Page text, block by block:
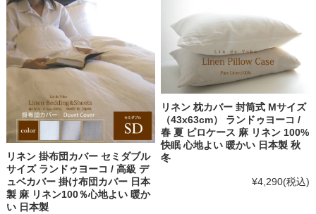
リネン 掛布団カバー セミダブル
サイズ ランドゥヨーコ / 高級 デ
ュベカバー 掛け布団カバー 日本
製 麻 リネン100％心地よい 暖か
い 日本製
リネン 枕カバー 封筒式 Mサイズ
（43x63cm） ランドゥヨーコ /
春 夏 ピロケース 麻 リネン 100%
快眠 心地よい 暖かい 日本製 秋
冬
¥4,290(税込)